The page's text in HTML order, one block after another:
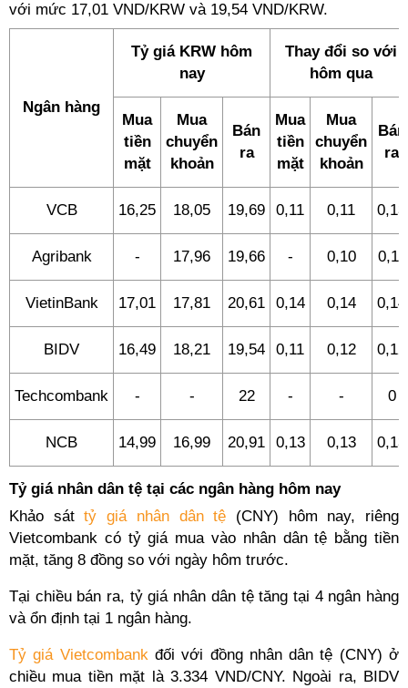
với mức 17,01 VND/KRW và 19,54 VND/KRW.
Ngân hàng
Tỷ giá KRW hôm
nay
Thay đổi so với
hôm qua
Mua
tiền
mặt
Mua
chuyển
khoản
Bán
ra
Mua
tiền
mặt
Mua
chuyển
khoản
Bán
ra
VCB 16,25 18,05 19,69 0,11 0,11 0,13
Agribank - 17,96 19,66 - 0,10 0,11
VietinBank 17,01 17,81 20,61 0,14 0,14 0,14
BIDV 16,49 18,21 19,54 0,11 0,12 0,12
Techcombank - - 22 - - 0
NCB 14,99 16,99 20,91 0,13 0,13 0,13
Tỷ giá nhân dân tệ tại các ngân hàng hôm nay
Khảo sáttỷ giá nhân dân tệ (CNY) hôm nay, riêng
Vietcombank có tỷ giá mua vào nhân dân tệ bằng tiền
mặt, tăng 8 đồng so với ngày hôm trước.
Tại chiều bán ra, tỷ giá nhân dân tệ tăng tại 4 ngân hàng
và ổn định tại 1 ngân hàng.
Tỷ giá Vietcombankđối với đồng nhân dân tệ (CNY) ở
chiều mua tiền mặt là 3.334 VND/CNY. Ngoài ra, BIDV